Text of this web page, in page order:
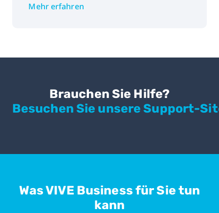
Mehr erfahren
Brauchen Sie Hilfe?
Besuchen Sie unsere Support-
Was VIVE Business für Sie tun
kann